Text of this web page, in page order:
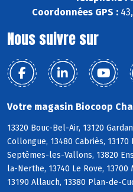
Coordonnées GPS :
Nous suivre sur
Votre magasin Biocoop
13320 Bouc-Bel-Air, 13120
Collongue, 13480 Cabriès,
Septèmes-les-Vallons, 13820
la-Nerthe, 13740 Le Rove, 13700
13190 Allauch, 13380 Plan-de-